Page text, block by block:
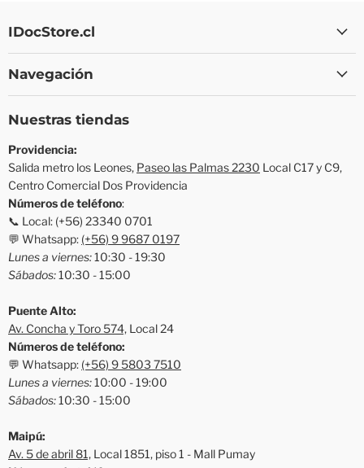
IDocStore.cl
Navegación
Nuestras tiendas
Providencia:
Salida metro los Leones, Paseo las Palmas 2230 Local C17 y C9,
Centro Comercial Dos Providencia
Números de teléfono:
📞 Local: (+56) 23340 0701
💬 Whatsapp: (+56) 9 9687 0197
Lunes a viernes:10:30 - 19:30
Sábados:10:30 - 15:00
Puente Alto:
Av. Concha y Toro 574, Local 24
Números de teléfono:
💬 Whatsapp: (+56) 9 5803 7510
Lunes a viernes:10:00 - 19:00
Sábados:10:30 - 15:00
Maipú:
Av. 5 de abril 81, Local 1851, piso 1 - Mall Pumay